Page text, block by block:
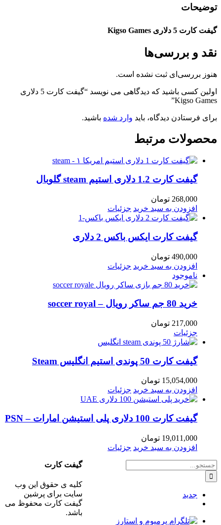
توضیحات
گیفت کارت 5 دلاری Kigso Games
نقد و بررسی‌ها
هنوز بررسی‌ای ثبت نشده است.
اولین کسی باشید که دیدگاهی می نویسد “گیفت کارت 5 دلاری
Kigso Games”
برای فرستادن دیدگاه، باید وارد شده باشید.
محصولات مرتبط
گیفت کارت 1.2 دلاری استیم steam گلوبال
268,000 تومان
افزودن به سبد خرید جزئیات
گیفت کارت ایکس باکس 2 دلاری
490,000 تومان
افزودن به سبد خرید جزئیات
ناموجود
خرید 80 جم ساکر رویال – soccer royal
217,000 تومان
جزئیات
گیفت کارت 50 پوندی استیم انگلیس Steam
15,054,000 تومان
افزودن به سبد خرید جزئیات
گیفت کارت 100 دلاری پلی استیشن امارات – PSN
19,011,000 تومان
افزودن به سبد خرید جزئیات
جستجو
برای:
جدید
گیفت کارت
کلیه ی حقوق این وب
سایت برای پرشین
گیفت کارت محفوظ می
باشد.